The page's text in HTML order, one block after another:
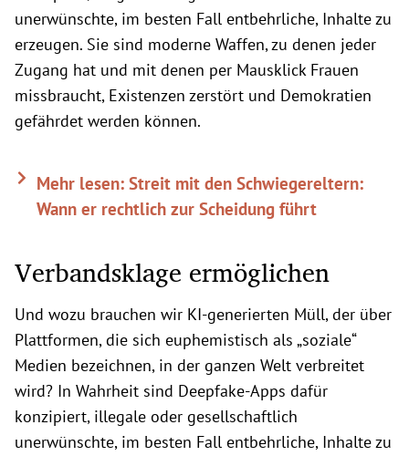
unerwünschte, im besten Fall entbehrliche, Inhalte zu
erzeugen. Sie sind moderne Waffen, zu denen jeder
Zugang hat und mit denen per Mausklick Frauen
missbraucht, Existenzen zerstört und Demokratien
gefährdet werden können.
Mehr lesen: Streit mit den Schwiegereltern:
Wann er rechtlich zur Scheidung führt
Verbandsklage ermöglichen
Und wozu brauchen wir KI-generierten Müll, der über
Plattformen, die sich euphemistisch als „soziale“
Medien bezeichnen, in der ganzen Welt verbreitet
wird? In Wahrheit sind Deepfake-Apps dafür
konzipiert, illegale oder gesellschaftlich
unerwünschte, im besten Fall entbehrliche, Inhalte zu